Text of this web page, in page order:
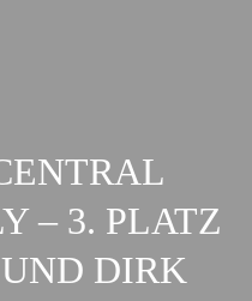
– 3. PLATZ
DIRK